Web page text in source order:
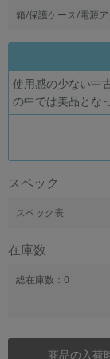
箱/保護ケース/電源
使用感の少ない中
の中では美品とな
スペック
スペック表
在庫数
総在庫数：0
商品の入荷
商品状態の絞り込み
CPUの絞り込み
OS
メモリ